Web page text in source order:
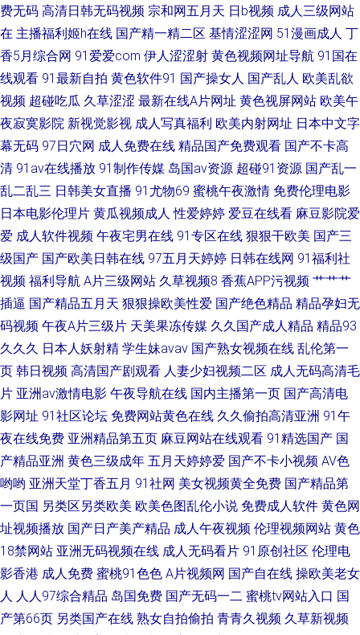
av香蕉 日韩勉费A片 超碰96 人人干97 超碰在线97av 日韩高清亚洲天堂 东
欧美国产 电影天堂2025 日韩蜜臀91 成全动漫视频观看免费下载 日韩按摩片
大香蕉网精品 日韩精品一区二区最新 成人伊人影院 日韩成人大片 成人亚洲
综合天堂 日韩第1页 丁香六月伊人 日韩一区高清在线观看 电脑天堂 日韩人
妻导航 磁性链接 日韩欧美另类在线视频 传媒精品网站 日韩操逼影视 成年短
碰 a级免费在线a级播放 青春禁区视频在线观看 AV韩日大逼网站 噼里啪啦动
漫高 a级国产乱理伦片在线 琪琪天堂在线影院 99热思思热 欧美欲乱一区视
频 99在线观看精品视频 欧美淫色网 99视频精品国 欧美种子 99国产在线视
频 普通话对白刺激在线 vip电视剧网站免费
费无码 高清日韩无码视频 宗和网五月天 日b视频 成人三级网站
在 主播福利姬h在线 国产精一精二区 基情涩涩网 51漫画成人 丁
香5月综合网 91爱爱com 伊人涩涩射 黄色视频网址导航 91国在
线观看 91最新自拍 黄色软件91 国产操女人 国产乱人 欧美乱欲
视频 超碰吃瓜 久草涩涩 最新在线A片网址 黄色视屏网站 欧美午
夜寂寞影院 新视觉影视 成人写真福利 欧美内射网址 日本中文字
幕无码 97日穴网 成人免费在线 精品国产免费观看 国产不卡高
清 91av在线播放 91制作传媒 岛国av资源 超碰91资源 国产乱一
乱二乱三 日韩美女直播 91尤物69 蜜桃午夜激情 免费伦理电影
日本电影伦理片 黄瓜视频成人 性爱婷婷 爱豆在线看 麻豆影院爱
爱 成人软件视频 午夜宅男在线 91专区在线 狠狠干欧美 国产三
级国产 国产欧美日韩在线 97五月天婷婷 日韩在线网 91福利社
视频 福利导航 A片三级网站 久草视频8 香蕉APP污视频 艹艹艹
插逼 国产精品五月天 狠狠操欧美性爱 国产绝色精品 精品孕妇无
码视频 午夜A片三级片 天美果冻传媒 久久国产成人精品 精品93
久久久 日本人妖射精 学生妹avav 国产熟女视频在线 乱伦第一
页 韩日视频 高清国产剧观看 人妻少妇视频二区 成人无码高清毛
片 亚洲av激情电影 午夜导航在线 国内主播第一页 国产高清电
影网址 91社区论坛 免费网站黄色在线 久久偷拍高清亚洲 91午
夜在线免费 亚洲精品第五页 麻豆网站在线观看 91精选国产 国
产精品亚洲 黄色三级成年 五月天婷婷爱 国产不卡小视频 AV色
哟哟 亚洲天堂丁香五月 91社网 美女视频黄全免费 国产精品第
一页国 另类区另类欧美 欧美色图乱伦小说 免费成人软件 黄色网
址视频播放 国产日产美产精品 成人午夜视频 伦理视频网站 黄色
18禁网站 亚洲无码视频在线 成人无码看片 91原创社区 伦理电
影香港 成人免费 蜜桃91色色 A片视频网 国产自在线 操欧美老女
人 人人97综合精品 岛国免费 国产无码一二 蜜桃tv网站入口 国
产第66页 另类国产在线 熟女自拍偷拍 青青久视频 久草新视频